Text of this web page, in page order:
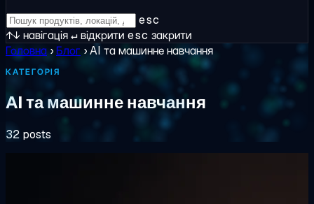
esc
↑↓ навігація↵відкрити esc закрити
Головна ›Блог ›AI та машинне навчання
КАТЕГОРІЯ
AI та машинне навчання
32 posts